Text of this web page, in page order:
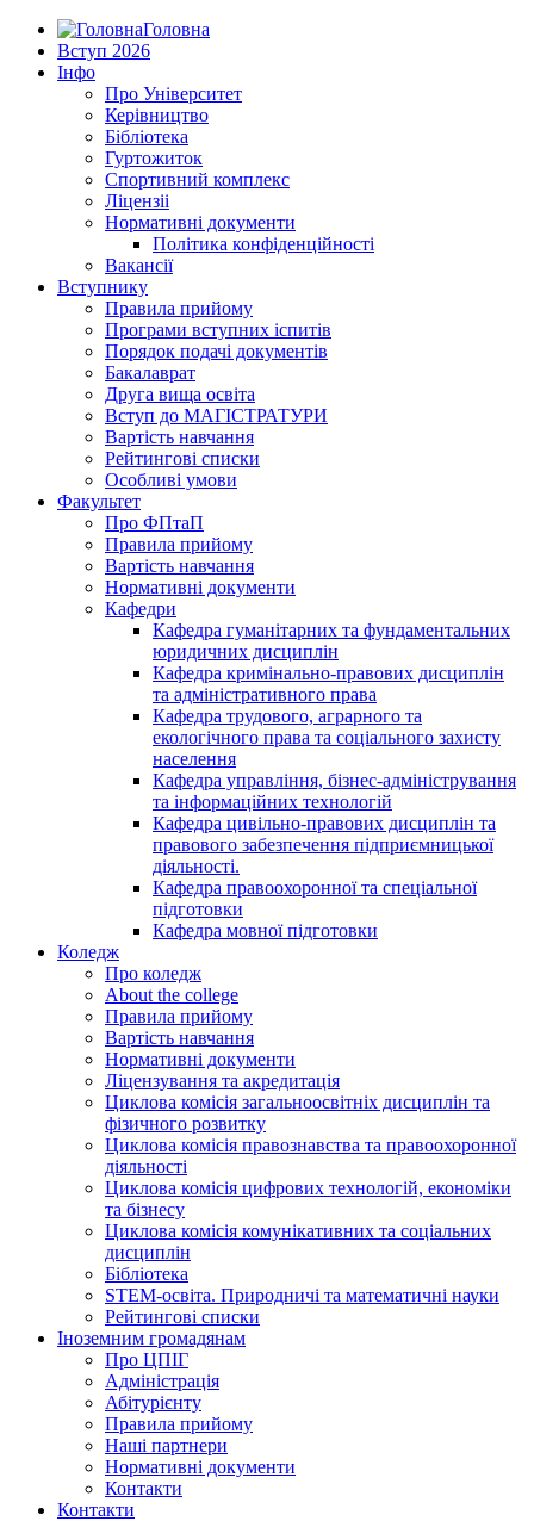
Головна
Вступ 2026
Інфо
Про Університет
Керівництво
Бібліотека
Гуртожиток
Спортивний комплекс
Ліцензіі
Нормативні документи
Політика конфіденційності
Вакансії
Вступнику
Правила прийому
Програми вступних іспитів
Порядок подачі документів
Бакалаврат
Друга вища освіта
Вступ до МАГІСТРАТУРИ
Вартість навчання
Рейтингові списки
Особливі умови
Факультет
Про ФПтаП
Правила прийому
Вартість навчання
Нормативні документи
Кафедри
Кафедра гуманітарних та фундаментальних
юридичних дисциплін
Кафедра кримінально-правових дисциплін
та адміністративного права
Кафедра трудового, аграрного та
екологічного права та соціального захисту
населення
Кафедра управління, бізнес-адміністрування
та інформаційних технологій
Кафедра цивільно-правових дисциплін та
правового забезпечення підприємницької
діяльності.
Кафедра правоохоронної та спеціальної
підготовки
Кафедра мовної підготовки
Коледж
Про коледж
About the college
Правила прийому
Вартість навчання
Нормативні документи
Ліцензування та акредитація
Циклова комісія загальноосвітніх дисциплін та
фізичного розвитку
Циклова комісія правознавства та правоохоронної
діяльності
Циклова комісія цифрових технологій, економіки
та бізнесу
Циклова комісія комунікативних та соціальних
дисциплін
Бібліотека
STEM-освіта. Природничі та математичні науки
Рейтингові списки
Іноземним громадянам
Про ЦПІГ
Адміністрація
Абітурієнту
Правила прийому
Наші партнери
Нормативні документи
Контакти
Контакти